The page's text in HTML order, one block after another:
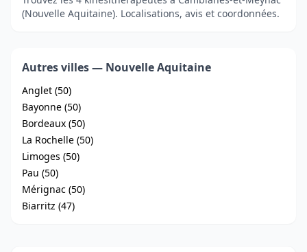
(Nouvelle Aquitaine). Localisations, avis et coordonnées.
Autres villes — Nouvelle Aquitaine
Anglet (50)
Bayonne (50)
Bordeaux (50)
La Rochelle (50)
Limoges (50)
Pau (50)
Mérignac (50)
Biarritz (47)